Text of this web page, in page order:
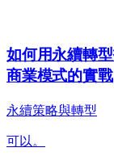
如何用永續轉
商業模式的實戰
永續策略與轉型
可以。